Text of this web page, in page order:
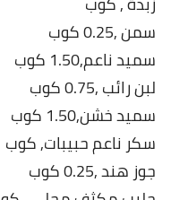
سمن ,0.25 كوب
سميد ناعم,1.50 كوب
لبن رائب ,0.75 كوب
سميد خشن,1.50 كوب
سكر ناعم حبيبات, كوب
جوز هند ,0.25 كوب